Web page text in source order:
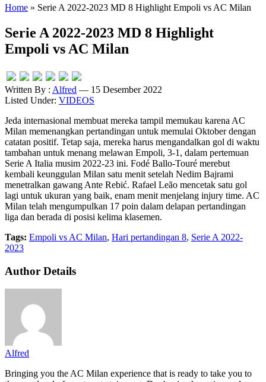
Home » Serie A 2022-2023 MD 8 Highlight Empoli vs AC Milan
Serie A 2022-2023 MD 8 Highlight
Empoli vs AC Milan
Written By : Alfred — 15 Desember 2022
Listed Under: VIDEOS
Jeda internasional membuat mereka tampil memukau karena AC
Milan memenangkan pertandingan untuk memulai Oktober dengan
catatan positif. Tetap saja, mereka harus mengandalkan gol di waktu
tambahan untuk menang melawan Empoli, 3-1, dalam pertemuan
Serie A Italia musim 2022-23 ini. Fodé Ballo-Touré merebut
kembali keunggulan Milan satu menit setelah Nedim Bajrami
menetralkan gawang Ante Rebić. Rafael Leão mencetak satu gol
lagi untuk ukuran yang baik, enam menit menjelang injury time. AC
Milan telah mengumpulkan 17 poin dalam delapan pertandingan
liga dan berada di posisi kelima klasemen.
Tags: Empoli vs AC Milan, Hari pertandingan 8, Serie A 2022-
2023
Author Details
Alfred
Bringing you the AC Milan experience that is ready to take you to